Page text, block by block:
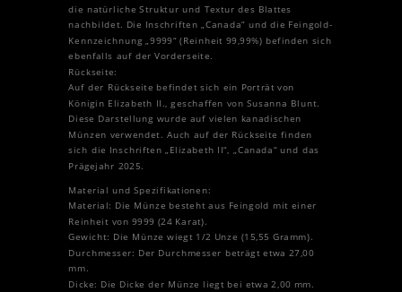
die natürliche Struktur und Textur des Blattes
nachbildet. Die Inschriften „Canada“ und die Feingold-
Kennzeichnung „9999“ (Reinheit 99,99%) befinden sich
ebenfalls auf der Vorderseite.
Rückseite:
Auf der Rückseite befindet sich ein Porträt von
Königin Elizabeth II., geschaffen von Susanna Blunt.
Diese Darstellung wurde auf vielen kanadischen
Münzen verwendet. Auch auf der Rückseite finden
sich die Inschriften „Elizabeth II“, „Canada“ und das
Prägejahr 2025.
Material und Spezifikationen:
Material: Die Münze besteht aus Feingold mit einer
Reinheit von 9999 (24 Karat).
Gewicht: Die Münze wiegt 1/2 Unze (15,55 Gramm).
Durchmesser: Der Durchmesser beträgt etwa 27,00
mm.
Dicke: Die Dicke der Münze liegt bei etwa 2,00 mm.